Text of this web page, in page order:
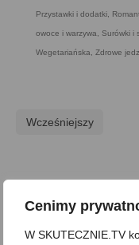
Cenimy
W SKUTECZNIE.TV
Przystawki i dodatki
owoce i warzywa Surówki i
Wegetariańska Zdrowe
Wcześniejszy